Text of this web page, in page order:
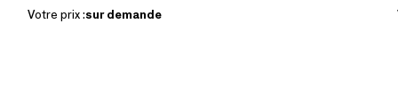
Votre prix :sur demande